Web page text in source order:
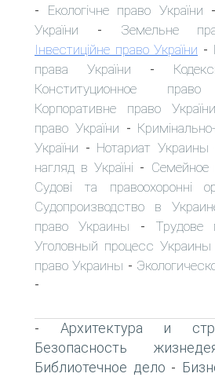
- Екологічне право України
України - Земельне
Інвестиційне право України -
права України -
Конституционное
Корпоративне право України
право України -
України - Нотариат Украины
нагляд в Україні - Семейное
Судові та правоохоронні
Судопроизводство в
право Украины - Трудове
Уголовный процесс Украины
право Украины -
-
- Архитектура и
Безопасность
Библиотечное дело -